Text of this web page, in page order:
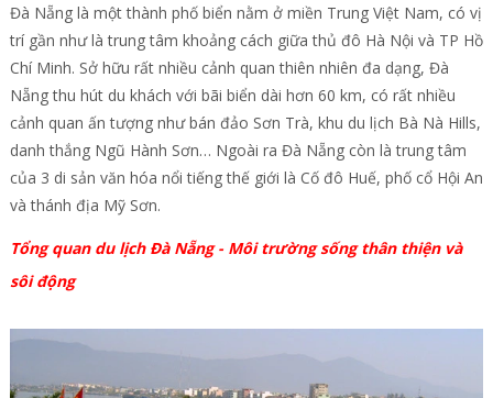
Đà Nẵng là một thành phố biển nằm ở miền Trung Việt Nam, có vị
trí gần như là trung tâm khoảng cách giữa thủ đô Hà Nội và TP Hồ
Chí Minh. Sở hữu rất nhiều cảnh quan thiên nhiên đa dạng, Đà
Nẵng thu hút du khách với bãi biển dài hơn 60 km, có rất nhiều
cảnh quan ấn tượng như bán đảo Sơn Trà, khu du lịch Bà Nà Hills,
danh thắng Ngũ Hành Sơn… Ngoài ra Đà Nẵng còn là trung tâm
của 3 di sản văn hóa nổi tiếng thế giới là Cố đô Huế, phố cổ Hội An
và thánh địa Mỹ Sơn.
Tổng quan du lịch Đà Nẵng - Môi trường sống thân thiện và
sôi động